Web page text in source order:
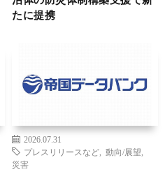
たに提携
2026.07.31
プレスリリースなど
動向/展望
災害